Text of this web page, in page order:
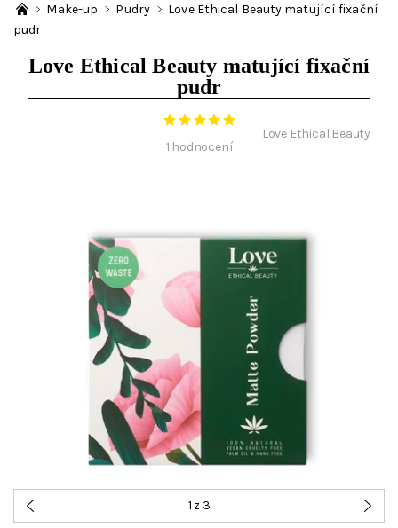
Make-up Pudry
Love Ethical Beauty matující fixační
pudr
Love Ethical Beauty matující fixační
pudr
1 hodnocení
Love Ethical Beauty
1 z 3